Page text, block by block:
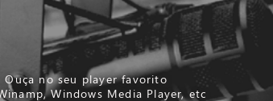
Ouça no seu player favorito
Windows Media Player, etc